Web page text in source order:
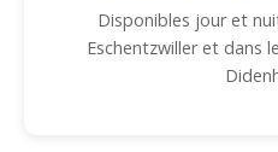
Disponibles jour et
Eschentzwiller et dans